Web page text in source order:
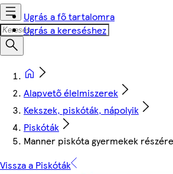
Ugrás a fő tartalomra
Ugrás a kereséshez
Alapvető élelmiszerek
Kekszek, piskóták, nápolyik
Piskóták
Manner piskóta gyermekek
Vissza a Piskóták